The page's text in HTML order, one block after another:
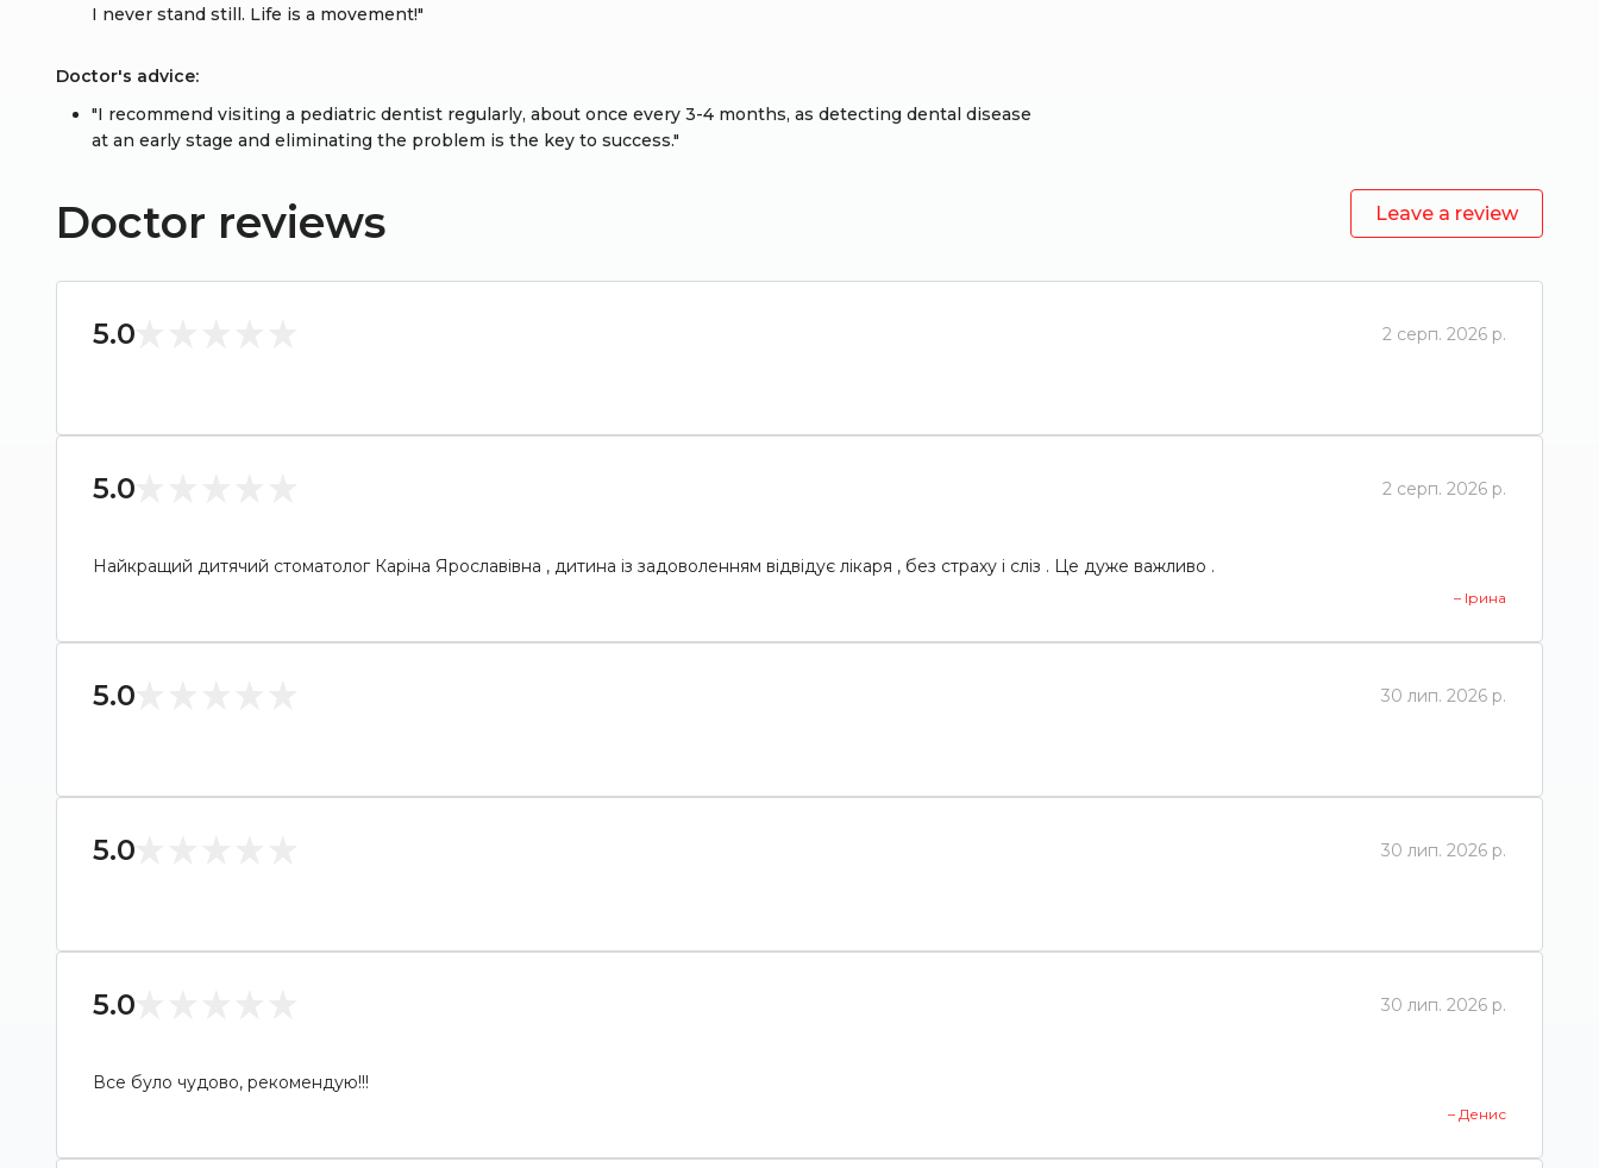
I never stand still. Life is a movement!"
Doctor's advice:
"I recommend visiting a pediatric dentist regularly, about once every 3-4 months, as detecting dental disease
at an early stage and eliminating the problem is the key to success."
Doctor reviews Leave a review
5.0 2 серп. 2026 р.
5.0 2 серп. 2026 р.
Найкращий дитячий стоматолог Каріна Ярославівна , дитина із задоволенням відвідує лікаря , без страху і сліз . Це дуже важливо .
– Ірина
5.0 30 лип. 2026 р.
5.0 30 лип. 2026 р.
5.0 30 лип. 2026 р.
Все було чудово, рекомендую!!!
– Денис